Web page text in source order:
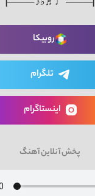
|──── ♩♬♭♪ ────|
روبیکا
تلگرام
اینستاگرام
پخش آنلاین آهنگ